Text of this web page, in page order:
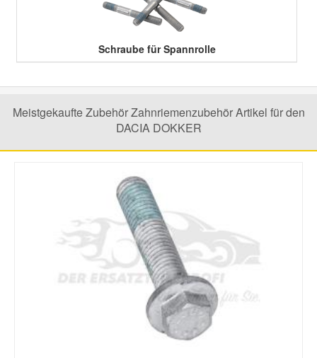
Schraube für Spannrolle
Meistgekaufte Zubehör Zahnriemenzubehör Artikel für den
DACIA DOKKER
Mini Ersatzteile
Mitsubishi Ersatzteile
Nissan Ersatzteile
Porsche Ersatzteile
Skoda Ersatzteile
Smart Ersatzteile